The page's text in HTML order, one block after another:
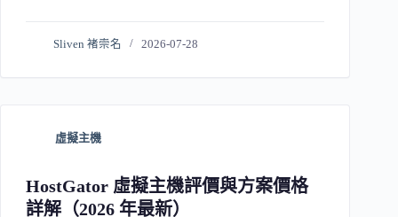
Sliven 褚崇名 2026-07-28
虛擬主機
HostGator 虛擬主機評價與方案價格
詳解（2026 年最新）